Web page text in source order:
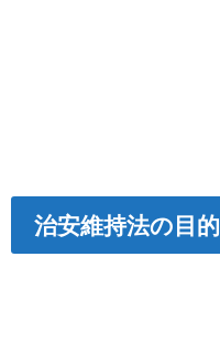
治安維持法の目的